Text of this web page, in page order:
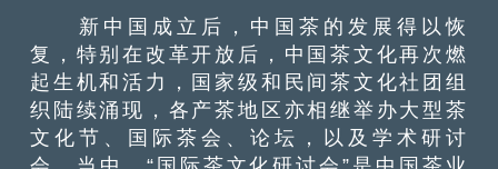
新中国成立后，中国茶的发展得以恢
复，特别在改革开放后，中国茶文化再次燃
起生机和活力，国家级和民间茶文化社团组
织陆续涌现，各产茶地区亦相继举办大型茶
文化节、国际茶会、论坛，以及学术研讨